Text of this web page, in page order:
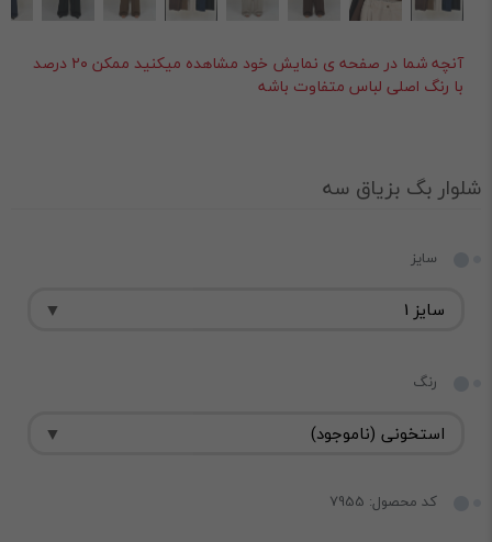
آنچه شما در صفحه ی نمایش خود مشاهده میکنید ممکن ۲۰ درصد
با رنگ اصلی لباس متفاوت باشه
شلوار بگ بزیاق سه
سایز
رنگ
کد محصول: 7955